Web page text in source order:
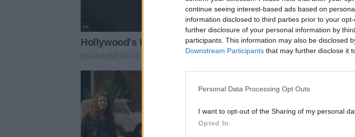
continue seeing interest-based ads based on
information disclosed to third parties prior to your
further disclosure of your personal information by
participants. This information may also be disclosed
Downstream Participants that may further disclose it
Personal Data Processing Opt Outs
I want to opt-out of the Sharing of my personal
Opted In